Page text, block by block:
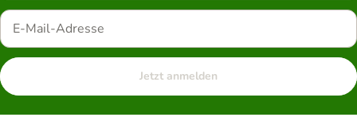
Jetzt anmelden